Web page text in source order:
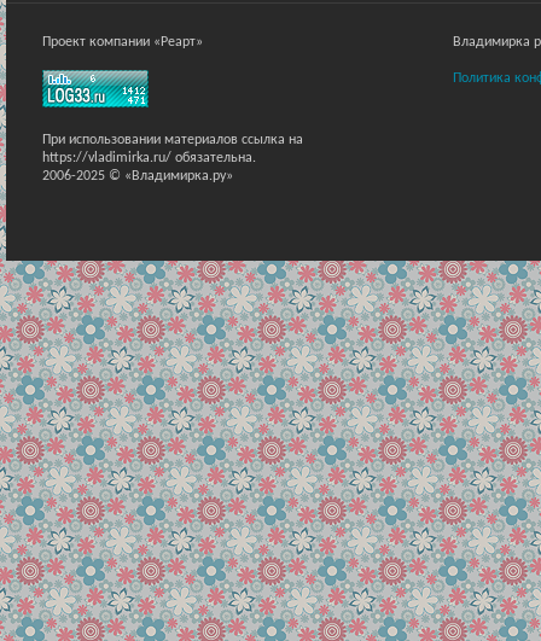
Проект компании «Реарт»
При использовании материалов ссылка на
https://vladimirka.ru/ обязательна.
2006-2025 © «Владимирка.ру»
Владимирка
Политика